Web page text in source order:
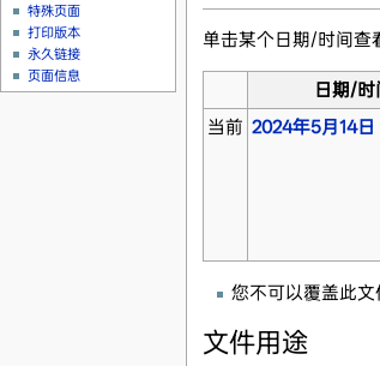
单击某个日期/时间查
日期/时
当前 2024年5月14日
您不可以覆盖此文
文件用途
特殊页面
打印版本
永久链接
页面信息